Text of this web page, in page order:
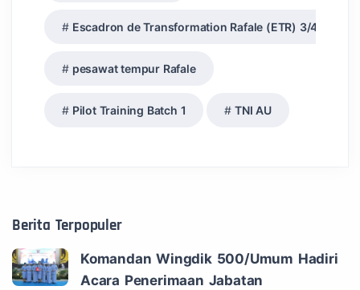
Escadron de Transformation Rafale (ETR) 3/4
pesawat tempur Rafale
Pilot Training Batch 1 TNI AU
Berita Terpopuler
Komandan Wingdik 500/Umum Hadiri
Acara Penerimaan Jabatan